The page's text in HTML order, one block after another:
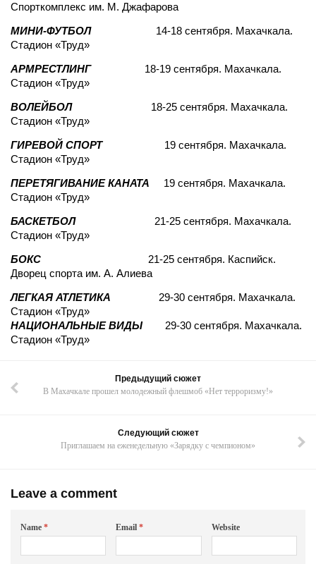
Спорткомплекс им. М. Джафарова
МИНИ-ФУТБОЛ
14-18 сентября. Махачкала.
Стадион «Труд»
АРМРЕСТЛИНГ
18-19 сентября. Махачкала.
Стадион «Труд»
ВОЛЕЙБОЛ
18-25 сентября. Махачкала.
Стадион «Труд»
ГИРЕВОЙ СПОРТ
19 сентября. Махачкала.
Стадион «Труд»
ПЕРЕТЯГИВАНИЕ КАНАТА 19 сентября. Махачкала.
Стадион «Труд»
БАСКЕТБОЛ
21-25 сентября. Махачкала.
Стадион «Труд»
БОКС
21-25 сентября. Каспийск.
Дворец спорта им. А. Алиева
‍ЛЕГКАЯ АТЛЕТИКА
29-30 сентября. Махачкала.
Стадион «Труд»
НАЦИОНАЛЬНЫЕ ВИДЫ29-30 сентября. Махачкала.
Стадион «Труд»
Предыдущий сюжет
В Махачкале прошел молодежный флешмоб «Нет терроризму!»
Следующий сюжет
Приглашаем на еженедельную «Зарядку с чемпионом»
Leave a comment
Name * Email* Website